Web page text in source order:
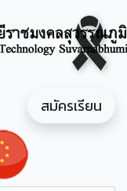
สมัครเรียน